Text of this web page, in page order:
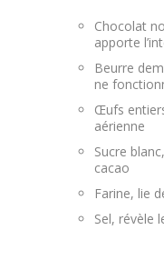
Chocolat
apporte
Beurre
ne
Œufs
aérienne
Sucre
cacao
Farine, lie
Sel, révèle